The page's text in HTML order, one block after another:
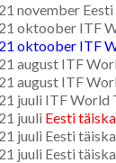
november
oktoober ITF
oktoober ITF
august ITF
august ITF
juuli ITF World
juuli Eesti
juuli Eesti
juuli Eesti